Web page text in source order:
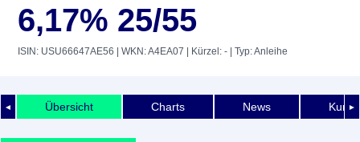
6,17% 25/55
ISIN: USU66647AE56 | WKN: A4EA07 | Kürzel: - | Typ: Anleihe
◄ ►
Übersicht Charts News